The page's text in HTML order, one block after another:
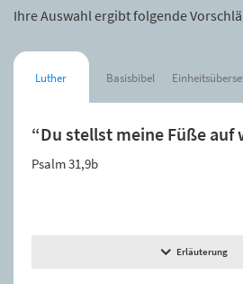
Ihre Auswahl ergibt folgende
Luther Basisbibel
“Du stellst meine Füße auf
Psalm 31,9b
Erläuterung